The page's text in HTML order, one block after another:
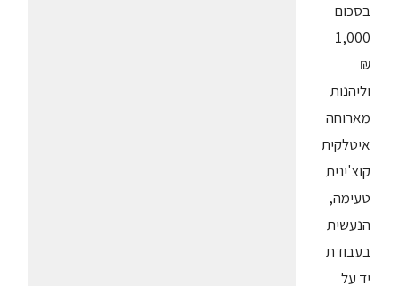
בסכום
1,000
₪
וליהנות
מארוחה
איטלקית
קוצ'ינית
טעימה,
הנעשית
בעבודת
יד על